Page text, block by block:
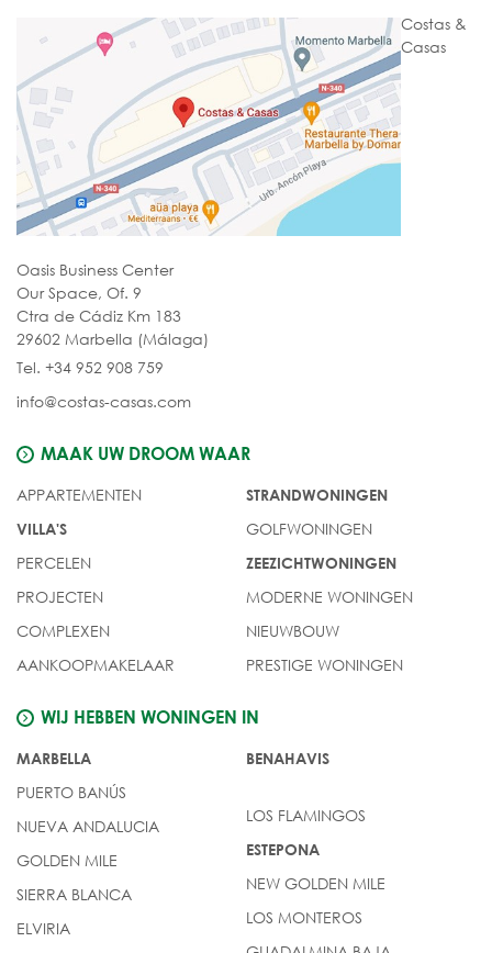
Costas &
Casas
Oasis Business Center
Our Space, Of. 9
Ctra de Cádiz Km 183
29602 Marbella (Málaga)
Tel. +34 952 908 759
info@costas-casas.com
MAAK UW DROOM WAAR
APPARTEMENTEN
VILLA'S
PERCELEN
PROJECTEN
COMPLEXEN
AANKOOPMAKELAAR
STRANDWONINGEN
GOLFWONINGEN
ZEEZICHTWONINGEN
MODERNE WONINGEN
NIEUWBOUW
PRESTIGE WONINGEN
WIJ HEBBEN WONINGEN IN
MARBELLA
PUERTO BANÚS
NUEVA ANDALUCIA
GOLDEN MILE
SIERRA BLANCA
ELVIRIA
BENAHAVIS
LOS FLAMINGOS
ESTEPONA
NEW GOLDEN MILE
LOS MONTEROS